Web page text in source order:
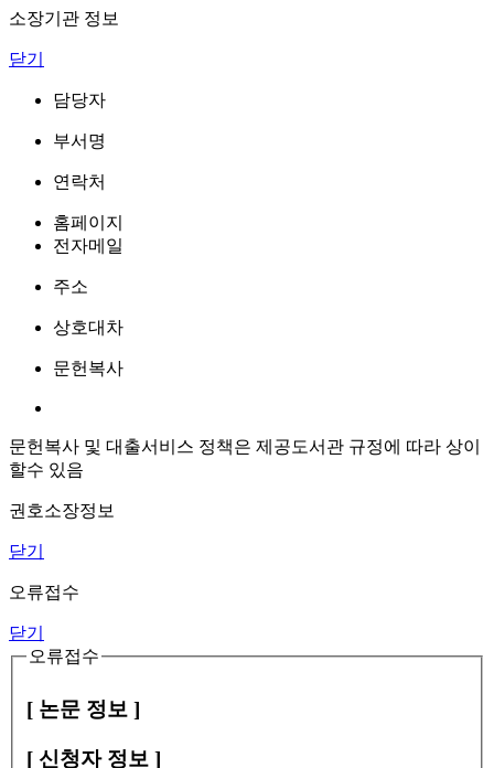
소장기관 정보
닫기
담당자
부서명
연락처
홈페이지
전자메일
주소
상호대차
문헌복사
문헌복사 및 대출서비스 정책은 제공도서관 규정에 따라 상이
할수 있음
권호소장정보
닫기
오류접수
닫기
오류접수
[ 논문 정보 ]
[ 신청자 정보 ]